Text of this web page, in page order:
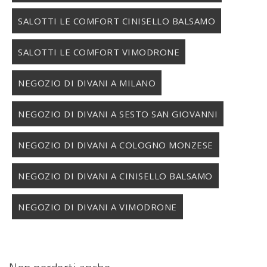
SALOTTI LE COMFORT CINISELLO BALSAMO
SALOTTI LE COMFORT VIMODRONE
NEGOZIO DI DIVANI A MILANO
NEGOZIO DI DIVANI A SESTO SAN GIOVANNI
NEGOZIO DI DIVANI A COLOGNO MONZESE
NEGOZIO DI DIVANI A CINISELLO BALSAMO
NEGOZIO DI DIVANI A VIMODRONE